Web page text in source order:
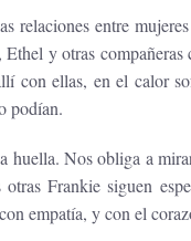
relaciones entre
y otras compañeras
con ellas, en el calor
podían.
huella. Nos obliga a
Frankie siguen
empatía, y con el